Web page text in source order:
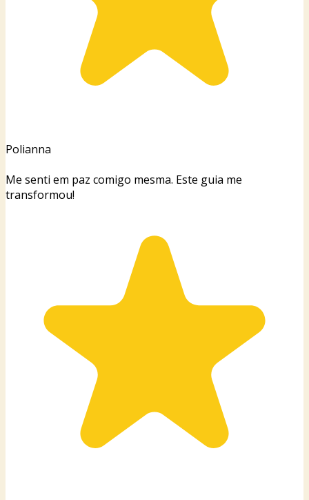
Polianna
Me senti em paz comigo mesma. Este guia me
transformou!